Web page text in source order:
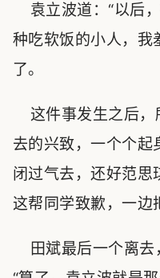
袁立波道：“以后
种吃软饭的小人，我
了。
这件事发生之后，
去的兴致，一个个起
闭过气去，还好范思
这帮同学致歉，一边
田斌最后一个离去